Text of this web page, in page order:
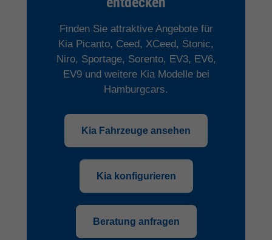
Finden Sie attraktive Angebote für
Kia Picanto, Ceed, XCeed, Stonic,
Niro, Sportage, Sorento, EV3, EV6,
EV9 und weitere Kia Modelle bei
Hamburgcars.
Kia Fahrzeuge ansehen
Kia konfigurieren
Beratung anfragen